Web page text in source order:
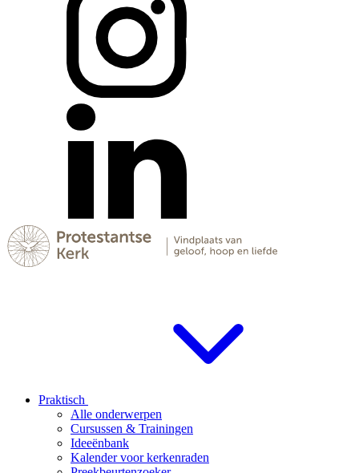
Praktisch
Alle onderwerpen
Cursussen & Trainingen
Ideeënbank
Kalender voor kerkenraden